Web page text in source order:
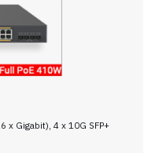
16 x Gigabit), 4 x 10G SFP+